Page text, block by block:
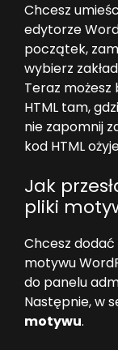
Chcesz
edytorze
początek,
wybierz
Teraz możesz
HTML tam,
nie zapomnij
kod HTML
Jak
pliki
Chcesz dodać
motywu
do panelu
Następnie, w
motywu.